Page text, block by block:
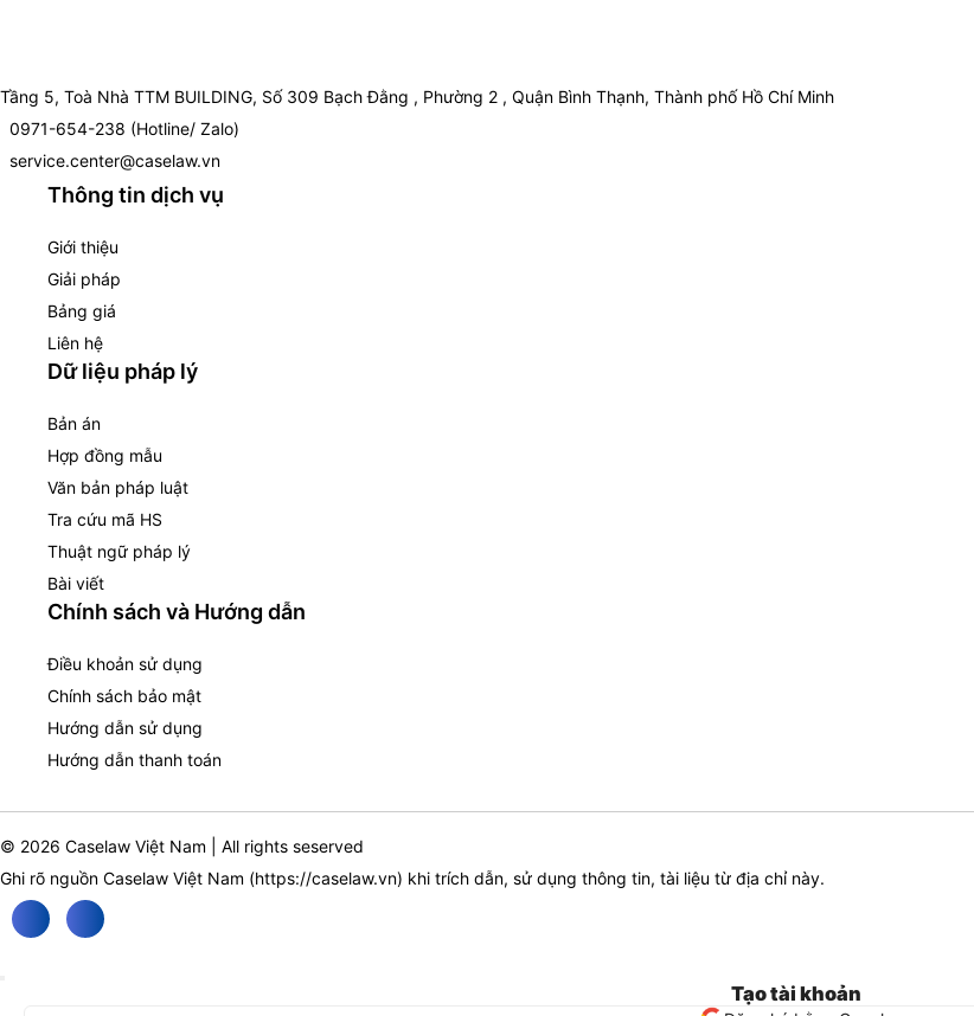
Tầng 5, Toà Nhà TTM BUILDING, Số 309 Bạch Đằng , Phường 2 , Quận Bình Thạnh, Thành phố Hồ Chí Minh
0971-654-238 (Hotline/ Zalo)
service.center@caselaw.vn
Thông tin dịch vụ
Giới thiệu
Giải pháp
Bảng giá
Liên hệ
Dữ liệu pháp lý
Bản án
Hợp đồng mẫu
Văn bản pháp luật
Tra cứu mã HS
Thuật ngữ pháp lý
Bài viết
Chính sách và Hướng dẫn
Điều khoản sử dụng
Chính sách bảo mật
Hướng dẫn sử dụng
Hướng dẫn thanh toán
© 2026 Caselaw Việt Nam | All rights seserved
Ghi rõ nguồn Caselaw Việt Nam (https://caselaw.vn) khi trích dẫn, sử dụng thông tin, tài liệu từ địa chỉ này.
Tạo tài khoản